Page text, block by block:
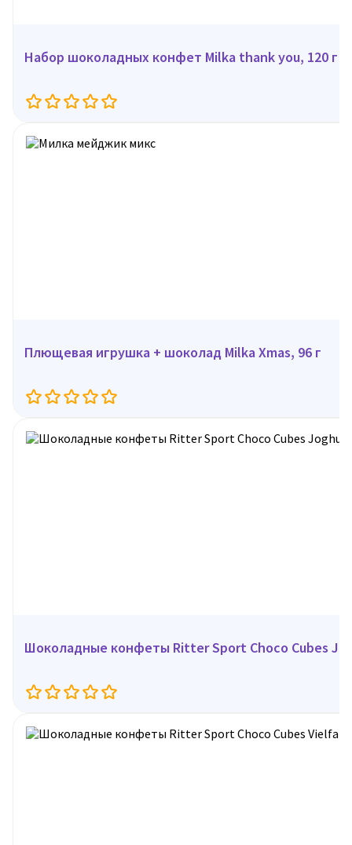
Набор шоколадных конфет Milka thank you, 120 г
Плющевая игрушка + шоколад Milka Xmas, 96 г
Шоколадные конфеты Ritter Sport Choco Cubes